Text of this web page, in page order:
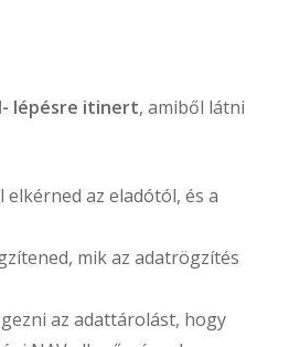
lépésre itinert, amiből látni
az eladótól, és a
mik az adatrögzítés
az adattárolást, hogy